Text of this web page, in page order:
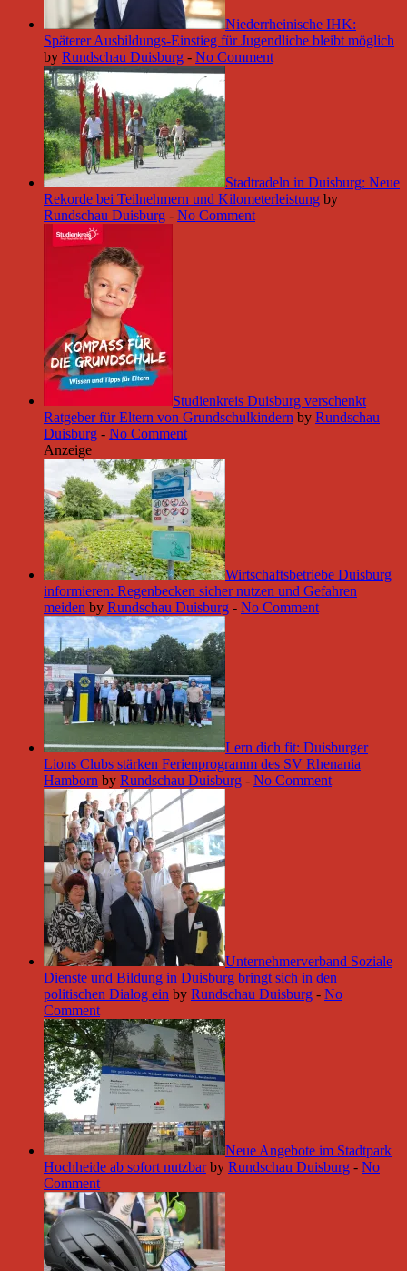
Niederrheinische IHK:
Späterer Ausbildungs-Einstieg für Jugendliche bleibt möglich
by Rundschau Duisburg - No Comment
Stadtradeln in Duisburg: Neue
Rekorde bei Teilnehmern und Kilometerleistung by
Rundschau Duisburg - No Comment
Studienkreis Duisburg verschenkt
Ratgeber für Eltern von Grundschulkindern by Rundschau
Duisburg - No Comment
Anzeige
Wirtschaftsbetriebe Duisburg
informieren: Regenbecken sicher nutzen und Gefahren
meiden by Rundschau Duisburg - No Comment
Lern dich fit: Duisburger
Lions Clubs stärken Ferienprogramm des SV Rhenania
Hamborn by Rundschau Duisburg - No Comment
Unternehmerverband Soziale
Dienste und Bildung in Duisburg bringt sich in den
politischen Dialog ein by Rundschau Duisburg - No
Comment
Neue Angebote im Stadtpark
Hochheide ab sofort nutzbar by Rundschau Duisburg - No
Comment